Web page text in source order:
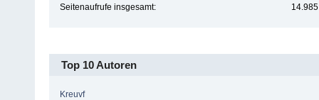
Seitenaufrufe insgesamt:
Top 10 Autoren
Kreuvf